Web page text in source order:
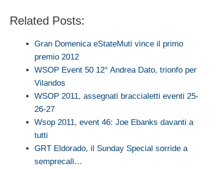
Related Posts:
Gran Domenica eStateMuti vince il primo
premio 2012
WSOP Event 50 12° Andrea Dato, trionfo per
Vilandos
WSOP 2011, assegnati braccialetti eventi 25-
26-27
Wsop 2011, event 46: Joe Ebanks davanti a
tutti
GRT Eldorado, il Sunday Special sorride a
semprecall…